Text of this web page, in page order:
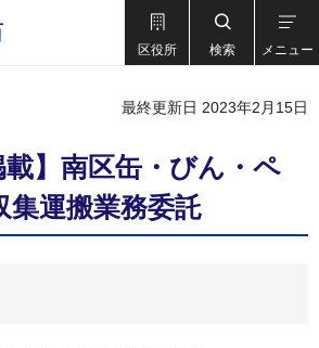
区役所 検索 メニュー
最終更新日 2023年2月15日
載】南区缶・びん・ペ
集運搬業務委託